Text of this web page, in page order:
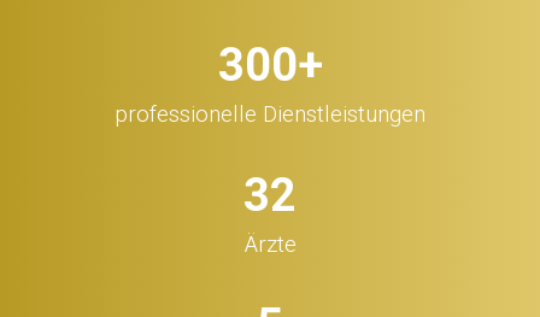
300+
professionelle Dienstleistungen
32
Ärzte